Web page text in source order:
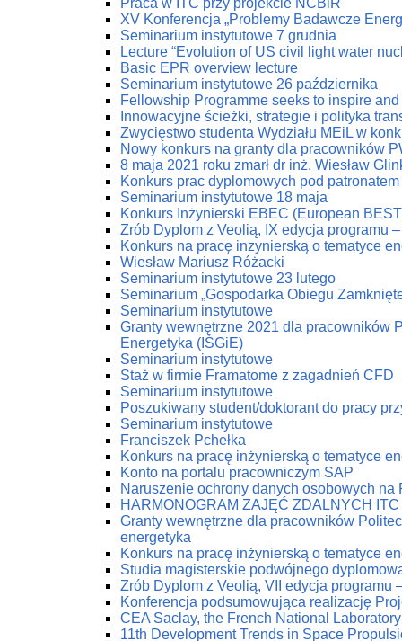
Praca w ITC przy projekcie NCBiR
XV Konferencja „Problemy Badawcze
Seminarium instytutowe 7 grudnia
Lecture “Evolution of US civil light water
Basic EPR overview lecture
Seminarium instytutowe 26 października
Fellowship Programme seeks to inspire
Innowacyjne ścieżki, strategie i polityka
Zwycięstwo studenta Wydziału MEiL w
Nowy konkurs na granty dla pracowników
8 maja 2021 roku zmarł dr inż. Wiesław
Konkurs prac dyplomowych pod
Seminarium instytutowe 18 maja
Konkurs Inżynierski EBEC (European
Zrób Dyplom z Veolią, IX edycja programu
Konkurs na pracę inzynierską o tematyce
Wiesław Mariusz Różacki
Seminarium instytutowe 23 lutego
Seminarium „Gospodarka Obiegu
Seminarium instytutowe
Granty wewnętrzne 2021 dla pracowników
Energetyka (IŚGiE)
Seminarium instytutowe
Staż w firmie Framatome z zagadnień CFD
Seminarium instytutowe
Poszukiwany student/doktorant do pracy
Seminarium instytutowe
Franciszek Pchełka
Konkurs na pracę inżynierską o tematyce
Konto na portalu pracowniczym SAP
Naruszenie ochrony danych osobowych na
HARMONOGRAM ZAJĘĆ ZDALNYCH ITC
Granty wewnętrzne dla pracowników
energetyka
Konkurs na pracę inżynierską o tematyce
Studia magisterskie podwójnego
Zrób Dyplom z Veolią, VII edycja programu
Konferencja podsumowująca realizację
CEA Saclay, the French National
11th Development Trends in Space